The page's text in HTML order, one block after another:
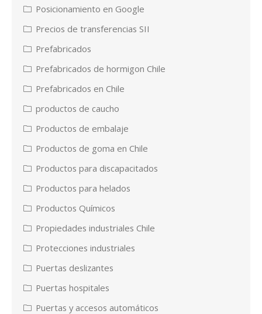
Posicionamiento en Google
Precios de transferencias SII
Prefabricados
Prefabricados de hormigon Chile
Prefabricados en Chile
productos de caucho
Productos de embalaje
Productos de goma en Chile
Productos para discapacitados
Productos para helados
Productos Químicos
Propiedades industriales Chile
Protecciones industriales
Puertas deslizantes
Puertas hospitales
Puertas y accesos automáticos